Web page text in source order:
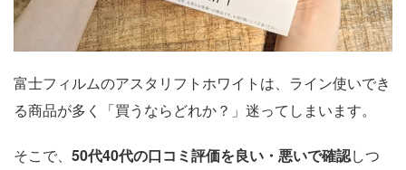
富士フィルムのアスタリフトホワイトは、ライン使いでき
る商品が多く「買うならどれか？」迷ってしまいます。
そこで、 50代40代の口コミ評価を良い・悪いで確認しつ